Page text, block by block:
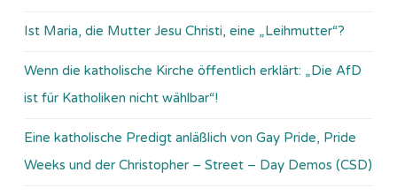
Ist Maria, die Mutter Jesu Christi, eine „Leihmutter“?
Wenn die katholische Kirche öffentlich erklärt: „Die AfD
ist für Katholiken nicht wählbar“!
Eine katholische Predigt anläßlich von Gay Pride, Pride
Weeks und der Christopher – Street – Day Demos (CSD)